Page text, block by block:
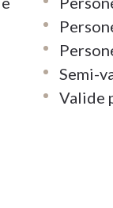
Semi-
Valide